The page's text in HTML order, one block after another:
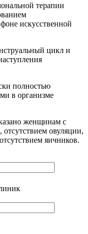
терапии
искусственной
цикл и
полностью
в организме
женщинам с
овуляции,
яичников.